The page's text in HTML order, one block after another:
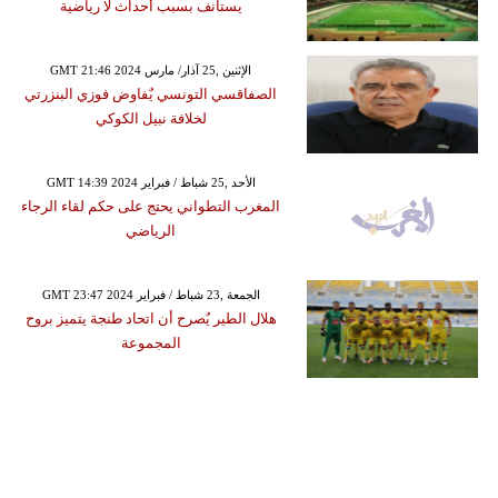
يستأنف بسبب أحداث لا رياضية
GMT 21:46 2024 الإثنين ,25 آذار/ مارس
الصفاقسي التونسي يٌفاوض فوزي البنزرتي
لخلافة نبيل الكوكي
GMT 14:39 2024 الأحد ,25 شباط / فبراير
المغرب التطواني يحتج على حكم لقاء الرجاء
الرياضي
GMT 23:47 2024 الجمعة ,23 شباط / فبراير
هلال الطير يٌصرح أن اتحاد طنجة يتميز بروح
المجموعة